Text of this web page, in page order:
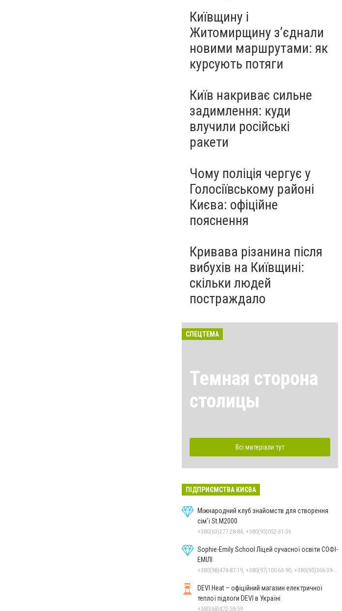
Київщину і
Житомирщину з’єднали
новими маршрутами: як
курсують потяги
Київ накриває сильне
задимлення: куди
влучили російські
ракети
Чому поліція чергує у
Голосіївському районі
Києва: офіційне
пояснення
Кривава різанина після
вибухів на Київщині:
скільки людей
постраждало
СПЕЦТЕМА
Темная сторона
столицы
Всі матеріали тут
ПІДПРИЄМСТВА КИЄВА
Міжнародний клуб знайомств для створення
сім'ї St.М2000
+380(63)277-28-84, +380(95)052-31-36
Sophie-Emily School Ліцей сучасної освіти СОФІ-
ЕМІЛІ
DEVI Heat – офіційний магазин електричної
теплої підлоги DEVI в Україні
+380(68)472-59-59